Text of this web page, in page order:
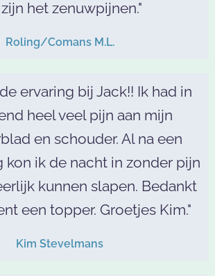
het zenuwpijnen."
Roling/Comans M.L.
ervaring bij Jack!! Ik had in
heel veel pijn aan mijn
en schouder. Al na een
kon ik de nacht in zonder pijn
kunnen slapen. Bedankt
een topper. Groetjes Kim."
Kim Stevelmans